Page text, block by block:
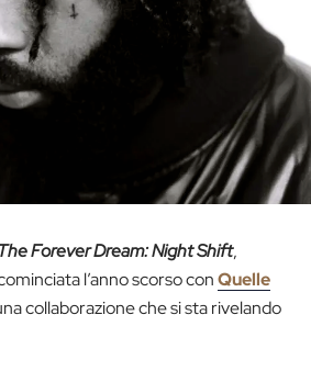
Forever Dream: Night Shift,
l’anno scorso conQuelle
collaborazione che si sta rivelando